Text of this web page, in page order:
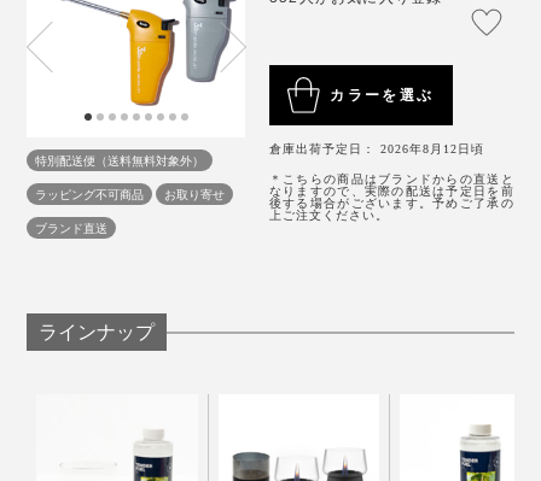
注入口から液化ガスが少し噴き出してきたら注入完了。
燃料タンクをケースに戻して、使ってください。
燃料タンクの側面には、炎調整レバー付き。炎を強くし
たい時は「＋」に、弱めたい時は「−」にレバーを動移
動させます。
特別配送便（送料無料対象外）
ラッピング不可商品
お取り寄せ
ブランド直送
カラーを選ぶ
倉庫出荷予定日： 2026年8月12日頃
＊こちらの商品はブランドからの直送と
なりますので、実際の配送は予定日を前
後する場合がございます。予めご了承の
上ご注文ください。
ラインナップ